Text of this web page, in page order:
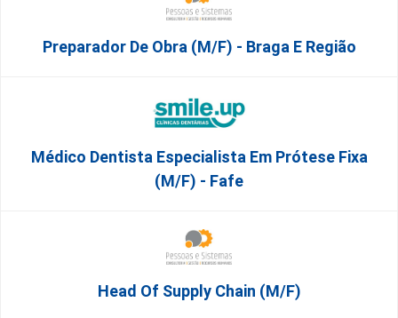
Preparador De Obra (m/f) - Braga E Região
Médico Dentista Especialista Em Prótese Fixa
(M/F) - Fafe
Head Of Supply Chain (m/f)